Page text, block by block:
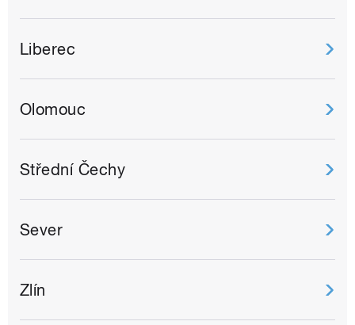
Liberec
Olomouc
Střední Čechy
Sever
Zlín